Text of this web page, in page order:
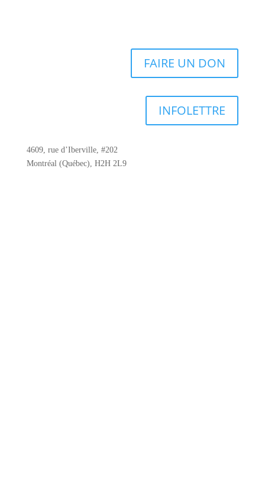
FAIRE UN DON
INFOLETTRE
4609, rue d’Iberville, #202
Montréal (Québec), H2H 2L9